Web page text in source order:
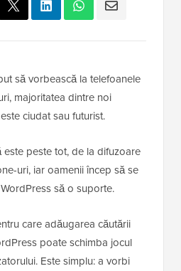
să vorbească la telefoanele
majoritatea dintre noi
ciudat sau futurist.
este peste tot, de la difuzoare
uri, iar oamenii încep să se
să o suporte.
care adăugarea căutării
poate schimba jocul
Este simplu: a vorbi